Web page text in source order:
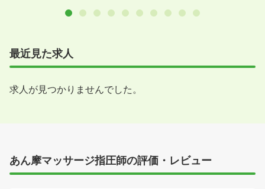
最近見た求人
求人が見つかりませんでした。
あん摩マッサージ指圧師の評価・レビュー